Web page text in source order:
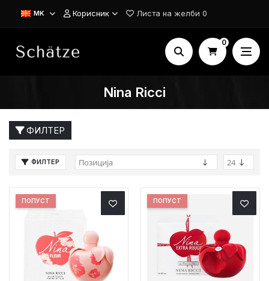
MK Корисник Листа на желби 0
0
Nina Ricci
ФИЛТЕР
ФИЛТЕР
ПОПУСТ ПОПУСТ